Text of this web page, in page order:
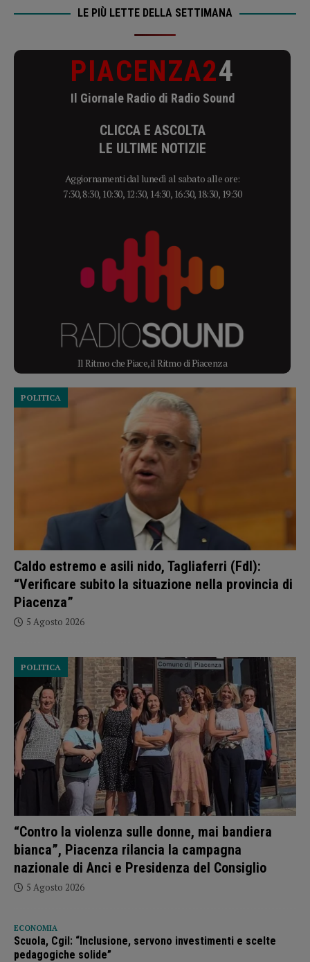
LE PIÙ LETTE DELLA SETTIMANA
PIACENZA24
Il Giornale Radio di Radio Sound
CLICCA E ASCOLTA
LE ULTIME NOTIZIE
Aggiornamenti dal lunedì al sabato alle ore:
7:30, 8:30, 10:30, 12:30, 14:30, 16:30, 18:30, 19:30
Il Ritmo che Piace, il Ritmo di Piacenza
Caldo estremo e asili nido, Tagliaferri (FdI):
“Verificare subito la situazione nella provincia di
Piacenza”
POLITICA
5 Agosto 2026
“Contro la violenza sulle donne, mai bandiera
bianca”, Piacenza rilancia la campagna
nazionale di Anci e Presidenza del Consiglio
POLITICA
5 Agosto 2026
ECONOMIA
Scuola, Cgil: “Inclusione, servono investimenti e scelte
pedagogiche solide”